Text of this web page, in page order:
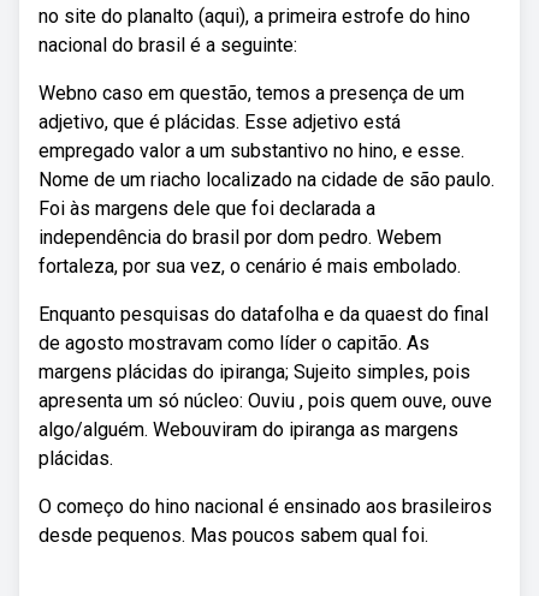
no site do planalto (aqui), a primeira estrofe do hino
nacional do brasil é a seguinte:
Webno caso em questão, temos a presença de um
adjetivo, que é plácidas. Esse adjetivo está
empregado valor a um substantivo no hino, e esse.
Nome de um riacho localizado na cidade de são paulo.
Foi às margens dele que foi declarada a
independência do brasil por dom pedro. Webem
fortaleza, por sua vez, o cenário é mais embolado.
Enquanto pesquisas do datafolha e da quaest do final
de agosto mostravam como líder o capitão. As
margens plácidas do ipiranga; Sujeito simples, pois
apresenta um só núcleo: Ouviu , pois quem ouve, ouve
algo/alguém. Webouviram do ipiranga as margens
plácidas.
O começo do hino nacional é ensinado aos brasileiros
desde pequenos. Mas poucos sabem qual foi.